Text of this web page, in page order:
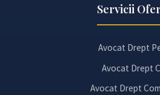
Servicii
Avocat Drept
Avocat Drept
Avocat Drept